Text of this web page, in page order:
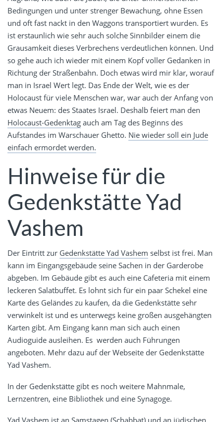
Bedingungen und unter strenger Bewachung, ohne Essen
und oft fast nackt in den Waggons transportiert wurden. Es
ist erstaunlich wie sehr auch solche Sinnbilder einem die
Grausamkeit dieses Verbrechens verdeutlichen können. Und
so gehe auch ich wieder mit einem Kopf voller Gedanken in
Richtung der Straßenbahn. Doch etwas wird mir klar, worauf
man in Israel Wert legt. Das Ende der Welt, wie es der
Holocaust für viele Menschen war, war auch der Anfang von
etwas Neuem: des Staates Israel. Deshalb feiert man den
Holocaust-Gedenktag auch am Tag des Beginns des
Aufstandes im Warschauer Ghetto. Nie wieder soll ein Jude
einfach ermordet werden.
Hinweise für die
Gedenkstätte Yad
Vashem
Der Eintritt zur Gedenkstätte Yad Vashem selbst ist frei. Man
kann im Eingangsgebäude seine Sachen in der Garderobe
abgeben. Im Gebäude gibt es auch eine Cafeteria mit einem
leckeren Salatbuffet. Es lohnt sich für ein paar Schekel eine
Karte des Geländes zu kaufen, da die Gedenkstätte sehr
verwinkelt ist und es unterwegs keine großen ausgehängten
Karten gibt. Am Eingang kann man sich auch einen
Audioguide ausleihen. Es werden auch Führungen
angeboten. Mehr dazu auf der Webseite der Gedenkstätte
Yad Vashem.
In der Gedenkstätte gibt es noch weitere Mahnmale,
Lernzentren, eine Bibliothek und eine Synagoge.
Yad Vashem ist an Samstagen (Schabbat) und an jüdischen